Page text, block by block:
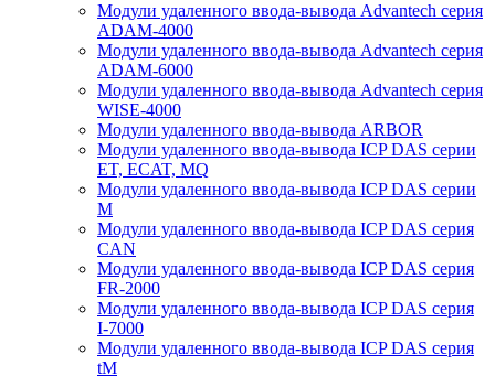
Модули удаленного ввода-вывода Advantech серия
ADAM-4000
Модули удаленного ввода-вывода Advantech серия
ADAM-6000
Модули удаленного ввода-вывода Advantech серия
WISE-4000
Модули удаленного ввода-вывода ARBOR
Модули удаленного ввода-вывода ICP DAS серии
ET, ECAT, MQ
Модули удаленного ввода-вывода ICP DAS серии
M
Модули удаленного ввода-вывода ICP DAS серия
CAN
Модули удаленного ввода-вывода ICP DAS серия
FR-2000
Модули удаленного ввода-вывода ICP DAS серия
I-7000
Модули удаленного ввода-вывода ICP DAS серия
tM